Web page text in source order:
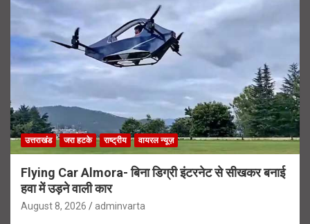
उत्तराखंड जरा हटके राष्ट्रीय वायरल न्यूज़
Flying Car Almora- बिना डिग्री इंटरनेट से सीखकर बनाई
हवा में उड़ने वाली कार
August 8, 2026 adminvarta